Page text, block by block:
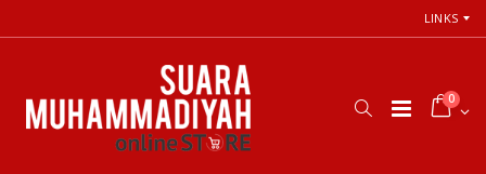
LINKS
0